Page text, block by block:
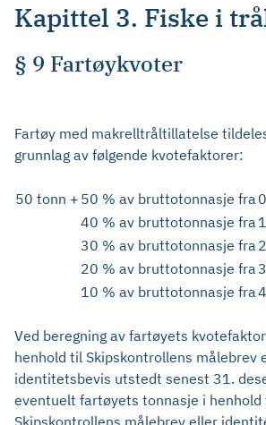
Kapittel 3. Fiske i
§ 9 Fartøykvoter
Fartøy med makrelltråltillatelse
grunnlag av følgende kvotefaktorer:
50 tonn + 50 % av bruttotonnasje fra
40 % av bruttotonnasje fra
30 % av bruttotonnasje fra
20 % av bruttotonnasje fra
10 % av bruttotonnasje fra
Ved beregning av fartøyets
henhold til Skipskontrollens målebrev
identitetsbevis utstedt senest 31.
eventuelt fartøyets tonnasje i henhold
Skipskontrollens målebrev eller